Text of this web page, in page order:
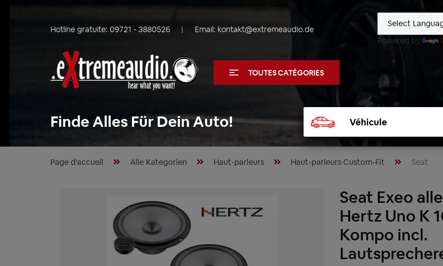
Hotline gratuite: 09721 - 3880526 Email: kontakt@extremeaudio.de
Powered by
TOUTES CATÉGORIES
Finde Alles Für Dein Auto!
un
véhicule
Page d'accueil Alle Kategorien Haut-parleurs Haut-parleurs Custom-Fit Seat
Seat Exeo
Hertz Uno K
Kompo incl.